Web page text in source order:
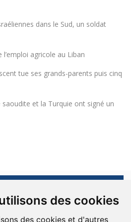
des cookies
des cookies et d'autres
dans le Sud, un soldat
agricole au Liban
tue ses grands-parents puis cinq
saoudite et la Turquie ont signé un
les droits sont réservés.